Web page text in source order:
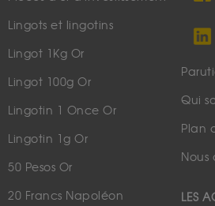
Lingots et lingotins
Lingot 1Kg Or
Lingot 100g Or
Lingotin 1 Once Or
Lingotin 1g Or
50 Pesos Or
20 Francs Napoléon
Qui
Plan
LES